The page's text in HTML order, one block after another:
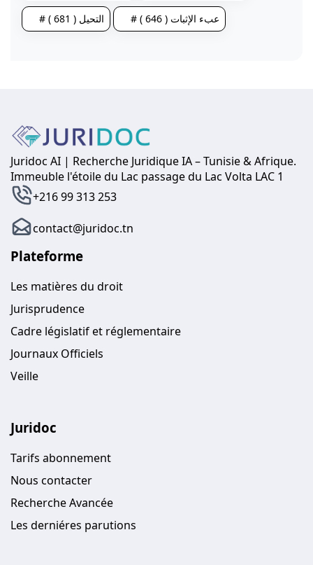
# التحيل ( 681 ) # عبء الإثبات ( 646 )
Juridoc AI | Recherche Juridique IA – Tunisie & Afrique.
Immeuble l'étoile du Lac passage du Lac Volta LAC 1
+216 99 313 253
contact@juridoc.tn
Plateforme
Les matières du droit
Jurisprudence
Cadre législatif et réglementaire
Journaux Officiels
Veille
Juridoc
Tarifs abonnement
Nous contacter
Recherche Avancée
Les derniéres parutions